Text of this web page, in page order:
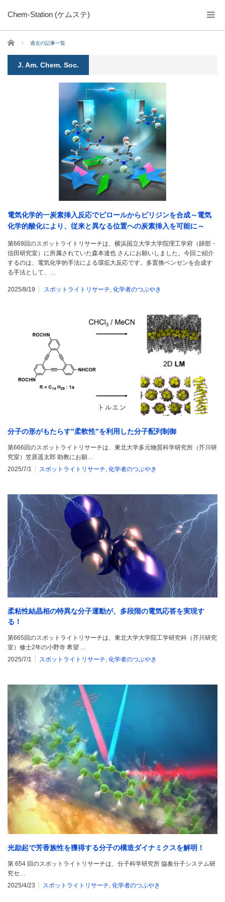
Chem-Station (ケムステ)
ホーム 過去の記事一覧
J. Am. Chem. Soc.
電気化学的一炭素挿入反応でピロールからピリジンを合成～電気
化学的酸化により、従来と異なる位置への炭素挿入を可能に～
第669回のスポットライトリサーチは、横浜国立大学大学院理工学府（跡部・
信田研究室）に所属されていた森本達也 さんにお願いしました。今回ご紹介
するのは、電気化学的手法による環拡大反応です。多置換ベンゼンを合成す
る手法として、…
2025/8/19 スポットライトリサーチ, 化学者のつぶやき
分子の形がもたらす”柔軟性”を利用した分子配列制御
第666回のスポットライトリサーチは、東北大学多元物質科学研究所（芥川研
究室）笠原遥太郎 助教にお願…
2025/7/1
スポットライトリサーチ, 化学者のつぶやき
柔粘性結晶相の特異な分子運動が、多段階の電気応答を実現す
る！
第665回のスポットライトリサーチは、東北大学大学院工学研究科（芥川研究
室）修士2年の小野寺 希望 …
2025/7/1
スポットライトリサーチ, 化学者のつぶやき
光励起で芳香族性を獲得する分子の構造ダイナミクスを解明！
第 654 回のスポットライトリサーチは、分子科学研究所 協奏分子システム研
究セ…
2025/4/23
スポットライトリサーチ, 化学者のつぶやき